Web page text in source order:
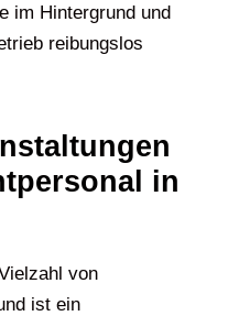
im Hintergrund und
reibungslos
in
von
ist ein